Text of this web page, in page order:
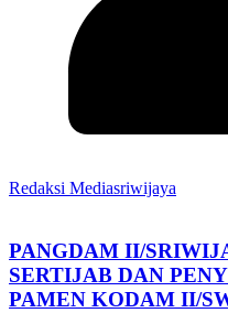
Redaksi Mediasriwijaya
PANGDAM II/
SERTIJAB DAN
PAMEN KODAM II/